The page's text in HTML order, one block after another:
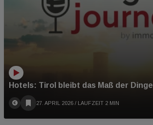
Hotels: Tirol bleibt das Maß der Dinge
27. APRIL 2026 / LAUFZEIT 2 MIN